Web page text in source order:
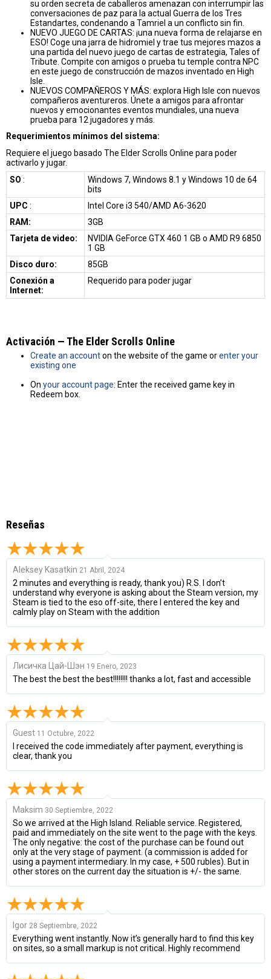
su orden secreta de caballeros amenazan con interrumpir las
conversaciones de paz para la actual Guerra de los Tres
Estandartes, condenando a Tamriel a un conflicto sin fin.
NUEVO JUEGO DE CARTAS: ¡una nueva forma de relajarse en
ESO! Coge una jarra de hidromiel y trae tus mejores mazos a
una partida del nuevo juego de cartas de estrategia, Tales of
Tribute. Compite con amigos o prueba tu temple contra NPC
en este juego de construcción de mazos inventado en High
Isle.
NUEVOS COMPAÑEROS Y MÁS: explora High Isle con nuevos
compañeros aventureros. Únete a amigos para afrontar
nuevos y emocionantes eventos mundiales, una nueva
prueba para 12 jugadores y más.
Requerimientos mínimos del sistema:
Requiere el juego basado The Elder Scrolls Online para poder
activarlo y jugar.
SO :
Windows 7, Windows 8.1 y Windows 10 de 64
bits
UPC :
Intel Core i3 540/AMD A6-3620
RAM:
3GB
Tarjeta de video:
NVIDIA GeForce GTX 460 1 GB o AMD R9 6850
1 GB
Disco duro:
85GB
Conexión a
Internet:
Requerido para poder jugar
Activación — The Elder Scrolls Online
Create an accounton the website of the game orenter your
existing one
On your account page: Enter the received game key in
Redeem box.
Reseñas
Aleksey Kasatkin 21 Abril, 2024
2 minutes and everything is ready, thank you) R.S. I don’t
understand why everyone is asking about the Steam version, my
Steam is tied to the eso off-site, there I entered the key and
calmly play on Steam with the addition
Лисичка Цай-Шэн 19 Enero, 2023
The best the best the best!!!!!!!! thanks a lot, fast and accessible
Guest 11 Octubre, 2022
I received the code immediately after payment, everything is
clear, thank you
Maksim 30 Septiembre, 2022
So we arrived at the High Island. Reliable service. Registered,
paid and immediately on the site went to the page with the keys.
The only negative: the cost of the purchase can be found out
only at the very stage of payment. (a commission is added for
using a payment intermediary. In my case, + 500 rubles). But in
other stores on the current day the situation is +/- the same.
Igor 28 Septiembre, 2022
Everything went instantly. Now it’s generally hard to find this key
on sites, so a small markup is not critical. Highly recommend